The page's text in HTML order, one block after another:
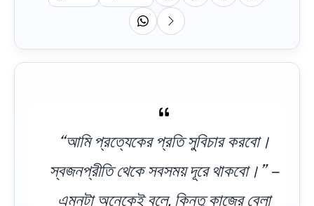
“আমি প্রত্যেকের প্রতি সুবিচার করবো।
স্বজনপ্রীতি থেকে সবসময় দূরে থাকবো।” –
এমনটা অনেকেই বলে, কিন্তু কাজের বেলা